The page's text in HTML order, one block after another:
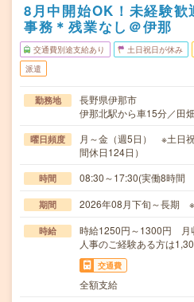
8月中開始OK！未経験歓
事務＊残業なし＠伊那
交通費別途支給あり 土日祝日が休み
派遣
勤務地
長野県伊那市
伊那北駅から車15分／田
曜日頻度
月～金（週5日） ※土日
間休日124日）
時間 08:30～17:30(実働8時間
期間 2026年08月下旬～長期
時給
時給1250円～1300円
人事のご経験ある方は
交通費
全額支給